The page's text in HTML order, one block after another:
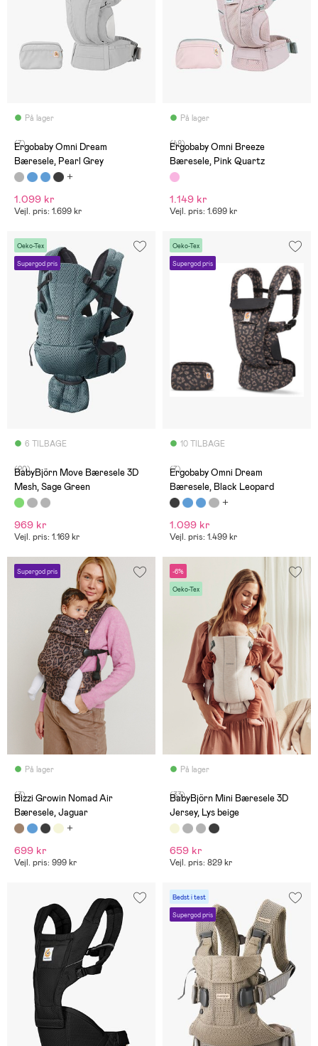
På lager
(7)
Ergobaby Omni Dream
Bæresele, Pearl Grey
1.099 kr
Vejl. pris: 1.699 kr
På lager
(48)
Ergobaby Omni Breeze
Bæresele, Pink Quartz
1.149 kr
Vejl. pris: 1.699 kr
Oeko-Tex
Supergod pris
6 TILBAGE
(20)
BabyBjörn Move Bæresele 3D
Mesh, Sage Green
969 kr
Vejl. pris: 1.169 kr
Oeko-Tex
Supergod pris
10 TILBAGE
(7)
Ergobaby Omni Dream
Bæresele, Black Leopard
1.099 kr
Vejl. pris: 1.499 kr
Supergod pris
På lager
(3)
Bizzi Growin Nomad Air
Bæresele, Jaguar
699 kr
Vejl. pris: 999 kr
-6%
Oeko-Tex
På lager
(33)
BabyBjörn Mini Bæresele 3D
Jersey, Lys beige
659 kr
Vejl. pris: 829 kr
Bedst i test
Supergod pris